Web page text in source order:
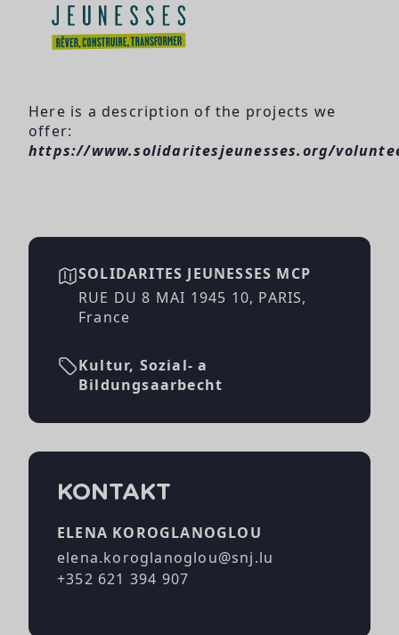
Here is a description of the projects we
offer:
https://www.solidaritesjeunesses.org/
SOLIDARITES JEUNESSES MCP
RUE DU 8 MAI 1945 10, PARIS,
France
Kultur, Sozial- a
Bildungsaarbecht
KONTAKT
ELENA KOROGLANOGLOU
elena.koroglanoglou@snj.lu
+352 621 394 907